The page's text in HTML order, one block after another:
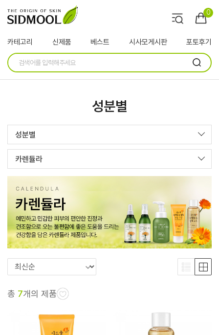
0
카테고리 신제품 베스트 시사모게시판 포토후기
성분별
성분별
카렌듈라
총 7개의 제품